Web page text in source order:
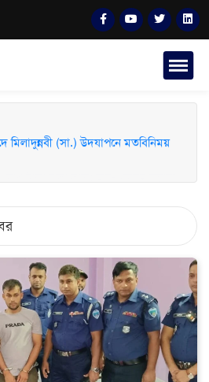
(সা.) উদযাপনে মতবিনিময়